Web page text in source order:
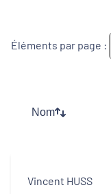
Éléments par page :
Thématiques
Nom
Vincent HUSS